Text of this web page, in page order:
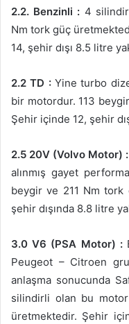
2.2. Benzinli : 4
Nm tork güç
14, şehir dışı 8.5 litre
2.2 TD :Yine turbo
bir motordur. 113
Şehir içinde 12, şehir
2.5 20V (Volvo Motor) :
alınmış gayet
beygir ve 211 Nm
şehir dışında 8.8 litre
3.0 V6 (PSA Motor) :
Peugeot – Citroen
anlaşma sonucunda
silindirli olan bu
üretmektedir. Şehir